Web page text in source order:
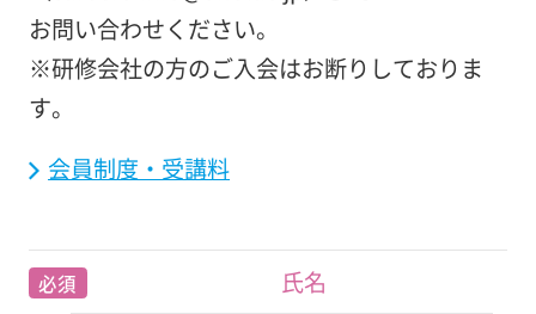
お問い合わせください。
※研修会社の方のご入会はお断りしておりま
す。
会員制度・受講料
氏名
必須